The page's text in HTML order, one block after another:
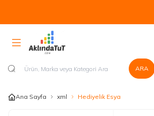
ARA
Ana Sayfa xml Hediyelik Esya